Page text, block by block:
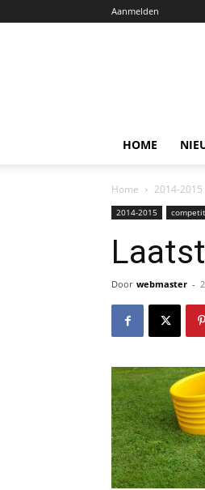
Aanmelden
HOME
Home 2014-2015
2014-2015
Door webmaster -